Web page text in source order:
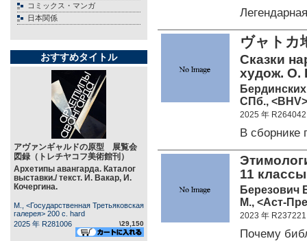
コミックス・マンガ
日本関係
おすすめタイトル
アヴァンギャルドの原型 展覧会
図録（トレチヤコフ美術館刊）
Архетипы авангарда. Каталог
выставки./ текст. И. Вакар, И.
Кочергина.
М., <Государственная Третьяковская
галерея> 200 c. hard
2025 年 R281006
\29,150
ヴャトカ
Сказки
худож. О.
СПб.,
2025 年 R264042
В сборнике
11
Березович
М., <Аст-
2023 年 R237221
Почему